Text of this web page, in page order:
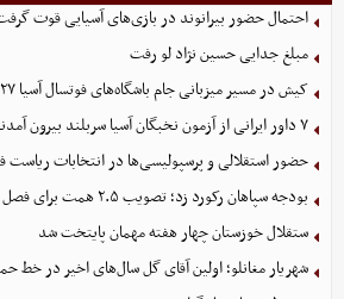
احتمال حضور بیرانوند در بازی‌های آسیایی قوت
مبلغ جدایی حسین نژاد لو رفت
کیش در مسیر میزبانی جام باشگاه‌های فوتسال آسیا ۲۰۲۷
۷ داور ایرانی از آزمون نخبگان آسیا سربلند بیرون آمدند
حضور استقلالی و پرسپولیسی‌ها در انتخابات ریاست
بودجه سپاهان رکورد زد؛ تصویب ۲.۵ همت برای فصل جدید
ستقلال خوزستان چهار هفته مهمان پایتخت شد
شهریار مغانلو؛ اولین آقای گل سال‌های اخیر در خط